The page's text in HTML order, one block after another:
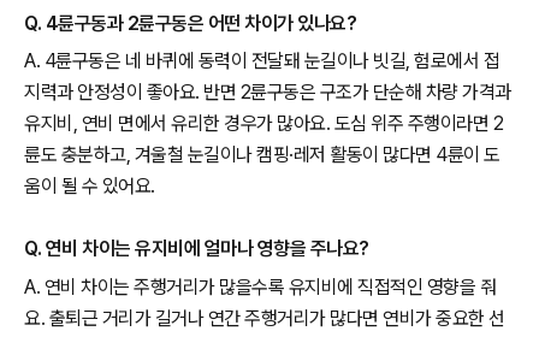
Q. 4륜구동과 2륜구동은 어떤 차이가 있나요?
A. 4륜구동은 네 바퀴에 동력이 전달돼 눈길이나 빗길, 험로에서 접
지력과 안정성이 좋아요. 반면 2륜구동은 구조가 단순해 차량 가격과
유지비, 연비 면에서 유리한 경우가 많아요. 도심 위주 주행이라면 2
륜도 충분하고, 겨울철 눈길이나 캠핑·레저 활동이 많다면 4륜이 도
움이 될 수 있어요.
Q. 연비 차이는 유지비에 얼마나 영향을 주나요?
A. 연비 차이는 주행거리가 많을수록 유지비에 직접적인 영향을 줘
요. 출퇴근 거리가 길거나 연간 주행거리가 많다면 연비가 중요한 선